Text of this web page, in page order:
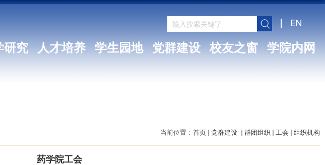
EN
研究 人才培养 学生园地 党群建设 校友之窗 学院内网
当前位置： 首页 党群建设 群团组织 工会 组织机构
药学院工会